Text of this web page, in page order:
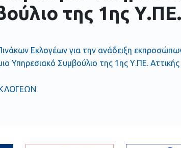
της 1ης
Εκλογέων για την ανάδειξη
Υπηρεσιακό Συμβούλιο της 1ης Υ.ΠΕ. Αττικής